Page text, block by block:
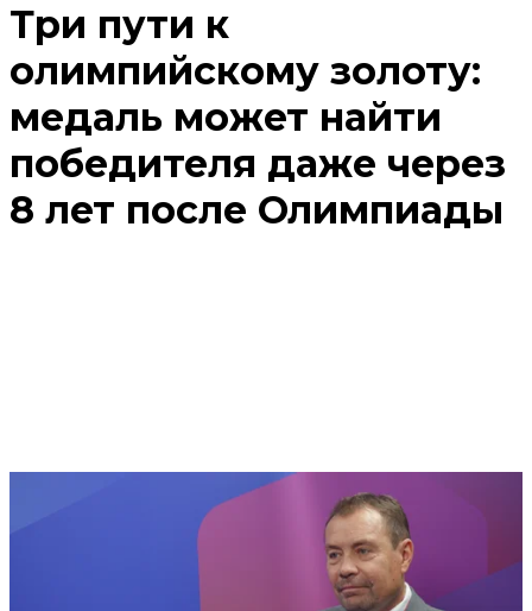
Три пути к
олимпийскому золоту:
медаль может найти
победителя даже через
8 лет после Олимпиады